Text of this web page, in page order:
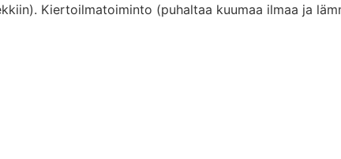
Kiertoilmatoiminto (puhaltaa kuumaa ilmaa ja